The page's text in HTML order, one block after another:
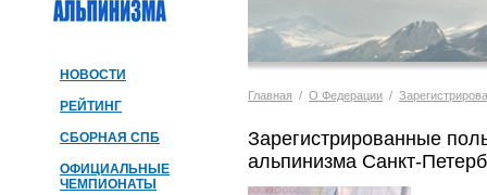
НОВОСТИ
РЕЙТИНГ
СБОРНАЯ СПБ
ОФИЦИАЛЬНЫЕ
ЧЕМПИОНАТЫ
Главная / О Федерации /
Зарегистрированные
альпинизма Санкт-